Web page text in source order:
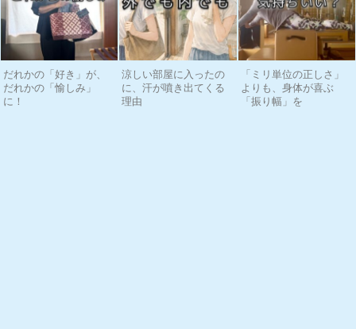
だれかの「好き」が、
だれかの「愉しみ」
に！
涼しい部屋に入ったの
に、汗が噴き出てくる
理由
「ミリ単位の正しさ」
よりも、身体が喜ぶ
「振り幅」を